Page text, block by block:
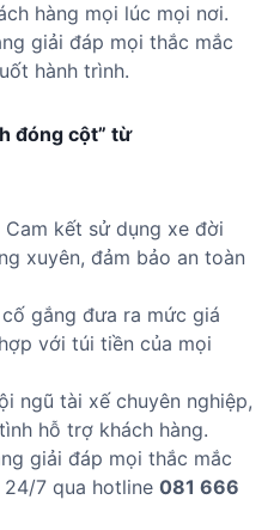
hàng mọi lúc mọi nơi.
giải đáp mọi thắc mắc
hành trình.
đóng cột” từ
Cam kết sử dụng xe đời
xuyên, đảm bảo an toàn
gắng đưa ra mức giá
với túi tiền của mọi
ngũ tài xế chuyên nghiệp,
hỗ trợ khách hàng.
giải đáp mọi thắc mắc
7 qua hotline 081 666